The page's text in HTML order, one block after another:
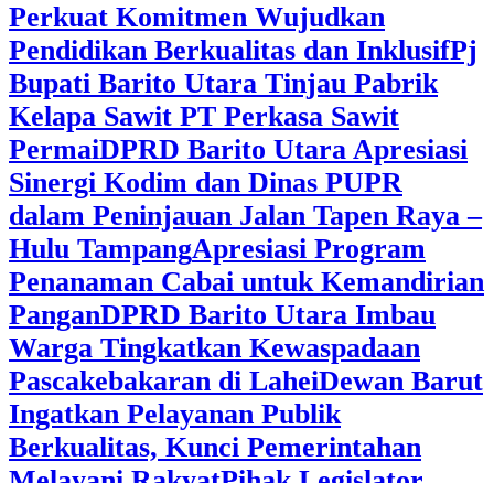
Perkuat Komitmen Wujudkan
Pendidikan Berkualitas dan InklusifPj
Bupati Barito Utara Tinjau Pabrik
Kelapa Sawit PT Perkasa Sawit
PermaiDPRD Barito Utara Apresiasi
Sinergi Kodim dan Dinas PUPR
dalam Peninjauan Jalan Tapen Raya –
Hulu TampangApresiasi Program
Penanaman Cabai untuk Kemandirian
PanganDPRD Barito Utara Imbau
Warga Tingkatkan Kewaspadaan
Pascakebakaran di LaheiDewan Barut
Ingatkan Pelayanan Publik
Berkualitas, Kunci Pemerintahan